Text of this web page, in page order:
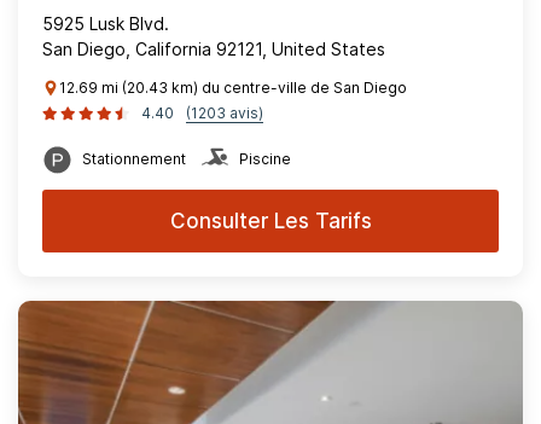
5925 Lusk Blvd.
San Diego, California 92121, United States
12.69 mi (20.43 km) du centre-ville de San Diego
4.40
(1203 avis)
Stationnement Piscine
Consulter Les Tarifs